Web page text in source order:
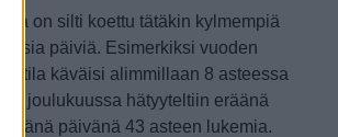
on silti koettu tätäkin kylmempiä
päiviä. Esimerkiksi vuoden
käväisi alimmillaan 8 asteessa
joulukuussa hätyyteltiin eräänä
päivänä 43 asteen lukemia.